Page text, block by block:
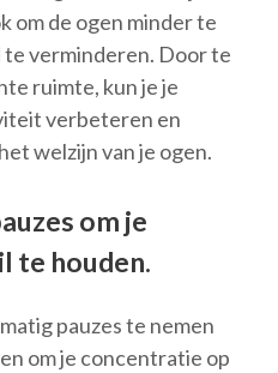
om de ogen minder te
verminderen. Door te
ruimte, kun je je
verbeteren en
welzijn van je ogen.
om je
te houden.
pauzes te nemen
om je concentratie op